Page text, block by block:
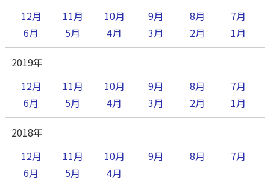
12月
11月 10月 9月 8月
7月
6月
5月 4月 3月 2月 1月
2019年
12月
11月 10月 9月 8月
7月
6月
5月 4月 3月 2月 1月
2018年
12月
11月 10月 9月 8月
7月
6月
5月 4月